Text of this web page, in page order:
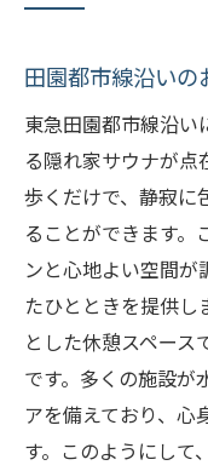
田園都市線沿いの
東急田園都市線沿
る隠れ家サウナが点
歩くだけで、静寂に
ることができます。
ンと心地よい空間が
たひとときを提供し
とした休憩スペー
です。多くの施設が
アを備えており、心
す。このようにして